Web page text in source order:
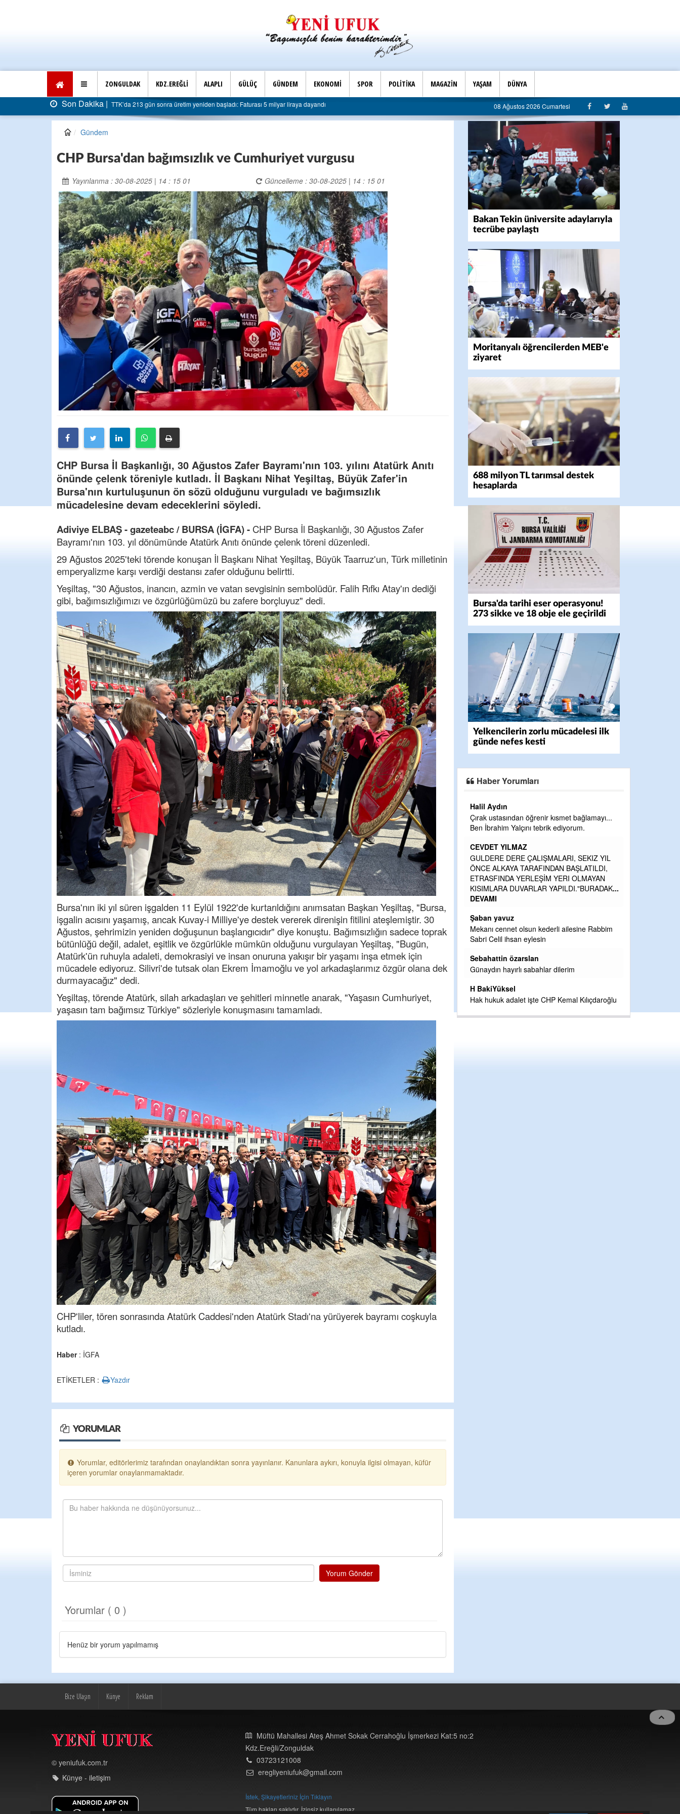
ZONGULDAK KDZ.EREĞLİ ALAPLI GÜLÜÇ GÜNDEM EKONOMİ SPOR POLİTİKA MAGAZİN YAŞAM DÜNYA
Son Dakika | AK Parti Ereğli İlçe Başkanlığı’ndan belediyeye sert eleştiri: “Algı siyaseti değil, hizmet belediyeciliği” 08 Ağustos 2026 Cumartesi
Gündem
CHP Bursa'dan bağımsızlık ve Cumhuriyet vurgusu
Yayınlanma : 30-08-2025 | 14 : 15 01 Güncelleme : 30-08-2025 | 14 : 15 01
CHP Bursa İl Başkanlığı, 30 Ağustos Zafer Bayramı'nın 103. yılını Atatürk Anıtı
önünde çelenk töreniyle kutladı. İl Başkanı Nihat Yeşiltaş, Büyük Zafer'in
Bursa'nın kurtuluşunun ön sözü olduğunu vurguladı ve bağımsızlık
mücadelesine devam edeceklerini söyledi.
Adiviye ELBAŞ - gazeteabc / BURSA (İGFA) - CHP Bursa İl Başkanlığı, 30 Ağustos Zafer
Bayramı'nın 103. yıl dönümünde Atatürk Anıtı önünde çelenk töreni düzenledi.
29 Ağustos 2025'teki törende konuşan İl Başkanı Nihat Yeşiltaş, Büyük Taarruz'un, Türk milletinin
emperyalizme karşı verdiği destansı zafer olduğunu belirtti.
Yeşiltaş, "30 Ağustos, inancın, azmin ve vatan sevgisinin sembolüdür. Falih Rıfkı Atay'ın dediği
gibi, bağımsızlığımızı ve özgürlüğümüzü bu zafere borçluyuz" dedi.
Bursa'nın iki yıl süren işgalden 11 Eylül 1922'de kurtarıldığını anımsatan Başkan Yeşiltaş, "Bursa,
işgalin acısını yaşamış, ancak Kuvay-i Milliye'ye destek vererek direnişin fitilini ateşlemiştir. 30
Ağustos, şehrimizin yeniden doğuşunun başlangıcıdır" diye konuştu. Bağımsızlığın sadece toprak
bütünlüğü değil, adalet, eşitlik ve özgürlükle mümkün olduğunu vurgulayan Yeşiltaş, "Bugün,
Atatürk'ün ruhuyla adaleti, demokrasiyi ve insan onuruna yakışır bir yaşamı inşa etmek için
mücadele ediyoruz. Silivri'de tutsak olan Ekrem İmamoğlu ve yol arkadaşlarımız özgür olana dek
durmayacağız" dedi.
Yeşiltaş, törende Atatürk, silah arkadaşları ve şehitleri minnetle anarak, "Yaşasın Cumhuriyet,
yaşasın tam bağımsız Türkiye" sözleriyle konuşmasını tamamladı.
CHP'liler, tören sonrasında Atatürk Caddesi'nden Atatürk Stadı'na yürüyerek bayramı coşkuyla
kutladı.
Haber: İGFA
ETİKETLER : Yazdır
YORUMLAR
Yorumlar, editörlerimiz tarafından onaylandıktan sonra yayınlanır. Kanunlara aykırı, konuyla ilgisi olmayan, küfür
içeren yorumlar onaylanmamaktadır.
Yorum Gönder
Yorumlar ( 0 )
Henüz bir yorum yapılmamış
Bakan Tekin üniversite adaylarıyla
tecrübe paylaştı
Moritanyalı öğrencilerden MEB'e
ziyaret
688 milyon TL tarımsal destek
hesaplarda
Bursa'da tarihi eser operasyonu!
273 sikke ve 18 obje ele geçirildi
Yelkencilerin zorlu mücadelesi ilk
günde nefes kesti
Haber Yorumları
Tufan
Helal
Cengiz GÜZEL
Başkana teşekkür Ederim Sağolsun ,10
senedir mendirekte Her yaz Aileden temizlik
terbiyesi Almamış pis insanların Çöplerini
toplayıp Kon... DEVAMI
Ereğlili
Ereğli Futbol Kulübünü Erdemir'i özelleştirenler
düşünsün ve sahip çıksınlar. Erdemir
özelleştirilmeseydi sponsor olurdu ve para
probl
... DEVAMI
Ereğlili
Tebrikler başkanım ve yönetim kurulu, güzel
Halil Aydın
Birol Şahin ülke hizmetine çeyrek asır
Halil Aydın
Çırak ustasından öğrenir kısmet bağlamayı...
Ben İbrahim Yalçını tebrik ediyorum.
CEVDET YILMAZ
GULDERE DERE ÇALIŞMALARI, SEKIZ YIL
ÖNCE ALKAYA TARAFINDAN BAŞLATILDI,
ETRASFINDA YERLEŞİM YERI OLMAYAN
KISIMLARA DUVARLAR YAPILDI."BURADAK...
DEVAMI
Şaban yavuz
Mekanı cennet olsun kederli ailesine Rabbim
Sabri Celil ihsan eylesin
Sebahattin özarslan
Günaydın hayırlı sabahlar dilerim
H BakiYüksel
Hak hukuk adalet işte CHP Kemal Kılıçdaroğlu
Bize Ulaşın Künye Reklam
© yeniufuk.com.tr
Künye - iletişim
Müftü Mahallesi Ateş Ahmet Sokak Cerrahoğlu İşmerkezi Kat:5 no:2
Kdz.Ereğli/Zonguldak
03723121008
eregliyeniufuk@gmail.com
İstek, Şikayetleriniz İçin Tıklayın
Tüm hakları saklıdır. İzinsiz kullanılamaz.